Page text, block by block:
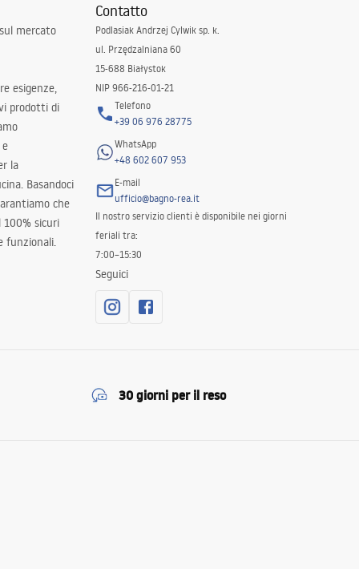
mercato
esigenze,
prodotti di
la
Basandoci
che
sicuri
funzionali.
Contatto
Podlasiak Andrzej Cylwik sp. k.
ul. Przędzalniana 60
15-688 Białystok
NIP 966-216-01-21
Telefono
+39 06 976 28775
WhatsApp
+48 602 607 953
E-mail
ufficio@bagno-rea.it
Il nostro servizio clienti è disponibile nei giorni
feriali tra:
7:00–15:30
Seguici
30 giorni per il reso